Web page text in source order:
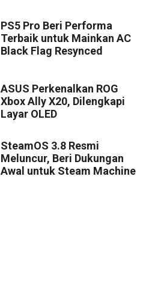
PS5 Pro Beri Performa
Terbaik untuk Mainkan AC
Black Flag Resynced
ASUS Perkenalkan ROG
Xbox Ally X20, Dilengkapi
Layar OLED
SteamOS 3.8 Resmi
Meluncur, Beri Dukungan
Awal untuk Steam Machine